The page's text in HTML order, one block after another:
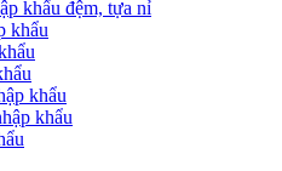
khẩu đệm, tựa nỉ
khẩu
khẩu
khẩu